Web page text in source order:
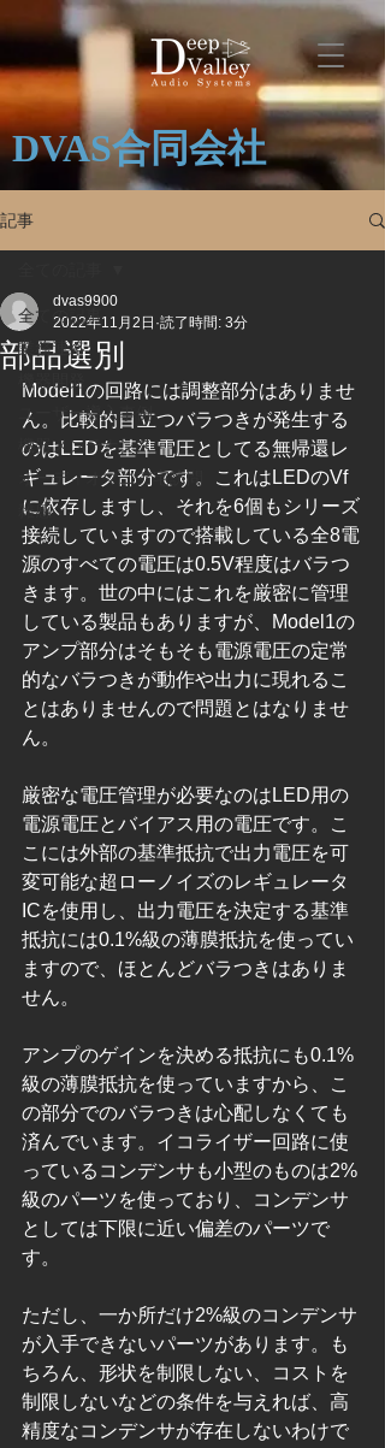
DVAS合同会社
記事
全ての記事
業務連絡
機器開発
ユーザー導入事例
機器メンテナンス
オーディオマニア宅訪問
雑感
部品選別
dvas9900
2022年11月2日 読了時間: 3分
Model1の回路には調整部分はありませ
ん。比較的目立つバラつきが発生する
のはLEDを基準電圧としてる無帰還レ
ギュレータ部分です。これはLEDのVf
に依存しますし、それを6個もシリーズ
接続していますので搭載している全8電
源のすべての電圧は0.5V程度はバラつ
きます。世の中にはこれを厳密に管理
している製品もありますが、Model1の
アンプ部分はそもそも電源電圧の定常
的なバラつきが動作や出力に現れるこ
とはありませんので問題とはなりませ
ん。
厳密な電圧管理が必要なのはLED用の
電源電圧とバイアス用の電圧です。こ
こには外部の基準抵抗で出力電圧を可
変可能な超ローノイズのレギュレータ
ICを使用し、出力電圧を決定する基準
抵抗には0.1%級の薄膜抵抗を使ってい
ますので、ほとんどバラつきはありま
せん。
アンプのゲインを決める抵抗にも0.1%
級の薄膜抵抗を使っていますから、こ
の部分でのバラつきは心配しなくても
済んでいます。イコライザー回路に使
っているコンデンサも小型のものは2%
級のパーツを使っており、コンデンサ
としては下限に近い偏差のパーツで
す。
ただし、一か所だけ2%級のコンデンサ
が入手できないパーツがあります。も
ちろん、形状を制限しない、コストを
制限しないなどの条件を与えれば、高
精度なコンデンサが存在しないわけで